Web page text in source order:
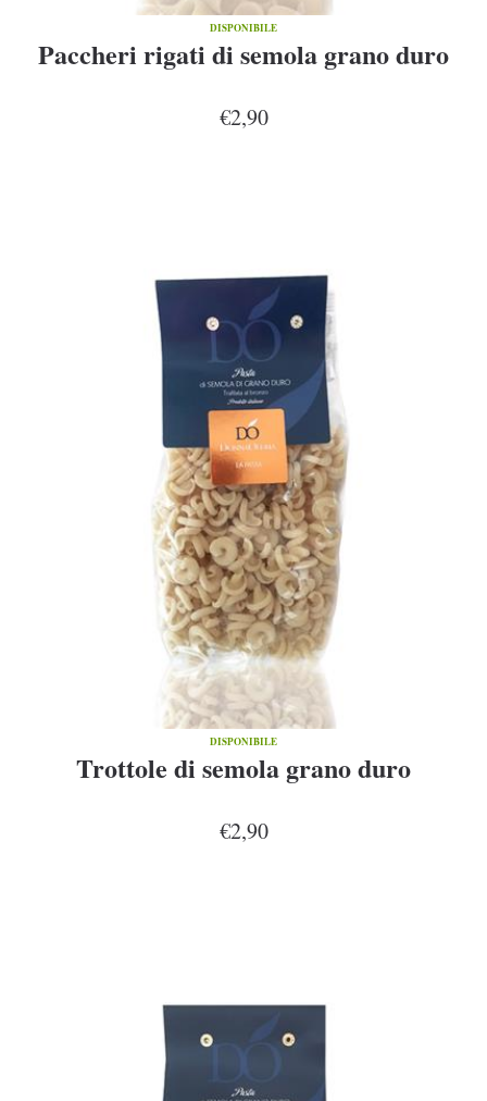
DISPONIBILE
Paccheri rigati di semola grano duro
€2,90
DISPONIBILE
Trottole di semola grano duro
€2,90